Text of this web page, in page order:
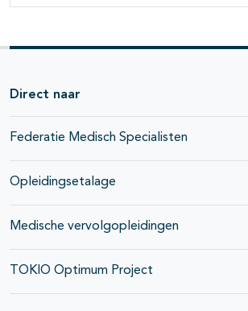
Direct naar
Federatie Medisch Specialisten
Opleidingsetalage
Medische vervolgopleidingen
TOKIO Optimum Project